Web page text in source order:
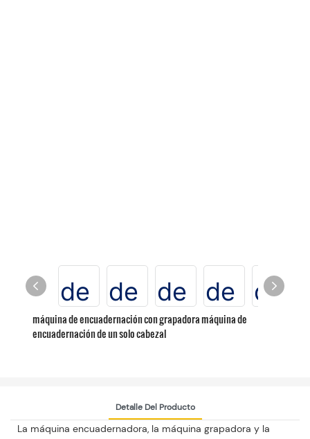
máquina de encuadernación con grapadora máquina de
encuadernación de un solo cabezal
Detalle Del Producto
La máquina encuadernadora, la máquina grapadora y la